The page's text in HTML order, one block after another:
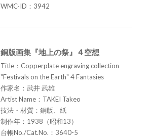
WMC-ID：3942
銅版画集『地上の祭』 4 空想
Title：Copperplate engraving collection
"Festivals on the Earth" 4 Fantasies
作家名：武井 武雄
Artist Name：TAKEI Takeo
技法・材質：銅版、紙
制作年：1938（昭和13）
台帳No./Cat.No.：3640-5